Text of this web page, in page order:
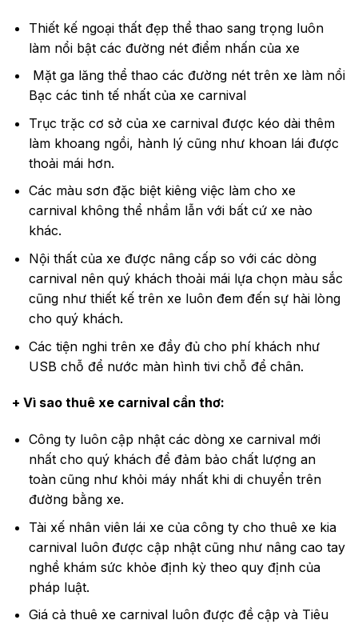
Thiết kế ngoại thất đẹp thể thao sang trọng luôn
làm nổi bật các đường nét điểm nhấn của xe
Mặt ga lăng thể thao các đường nét trên xe làm nổi
Bạc các tinh tế nhất của xe carnival
Trục trặc cơ sở của xe carnival được kéo dài thêm
làm khoang ngồi, hành lý cũng như khoan lái được
thoải mái hơn.
Các màu sơn đặc biệt kiêng việc làm cho xe
carnival không thể nhầm lẫn với bất cứ xe nào
khác.
Nội thất của xe được nâng cấp so với các dòng
carnival nên quý khách thoải mái lựa chọn màu sắc
cũng như thiết kế trên xe luôn đem đến sự hài lòng
cho quý khách.
Các tiện nghi trên xe đầy đủ cho phí khách như
USB chỗ để nước màn hình tivi chỗ để chân.
+ Vì sao thuê xe carnival cần thơ:
Công ty luôn cập nhật các dòng xe carnival mới
nhất cho quý khách để đảm bảo chất lượng an
toàn cũng như khỏi máy nhất khi di chuyển trên
đường bằng xe.
Tài xế nhân viên lái xe của công ty cho thuê xe kia
carnival luôn được cập nhật cũng như nâng cao tay
nghề khám sức khỏe định kỳ theo quy định của
pháp luật.
Giá cả thuê xe carnival luôn được đề cập và Tiêu